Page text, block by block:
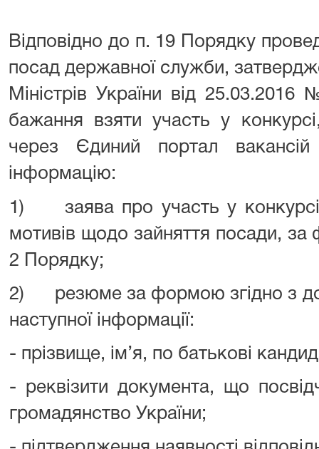
Відповідно до п. 19 Порядку
посад державної служби,
Міністрів України від
бажання взяти участь у
через Єдиний портал
інформацію:
1) заява про участь у конкурсі
мотивів щодо зайняття посади,
2 Порядку;
2) резюме за формою згідно з
наступної інформації:
- прізвище, ім’я, по батькові
- реквізити документа, що
громадянство України;